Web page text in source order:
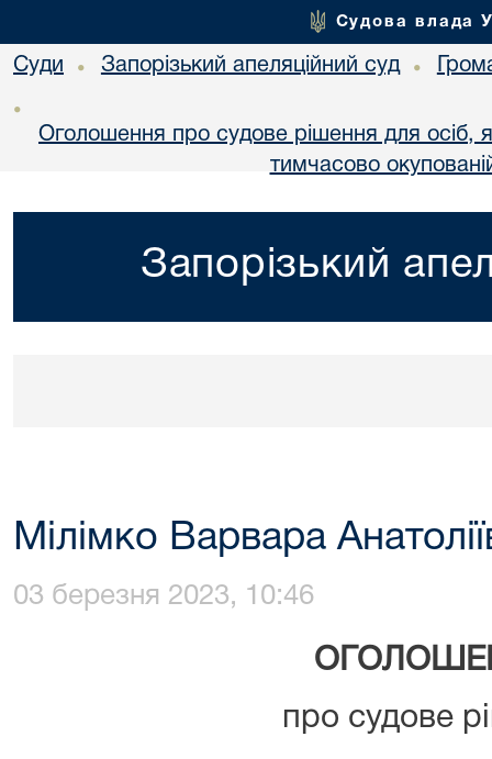
Судова влада
Суди • Запорізький апеляційний суд •
•
Оголошення про судове рішення для осіб,
тимчасово
Запорізький
Мілімко Варвара
03 березня 2023, 10:46
про судове